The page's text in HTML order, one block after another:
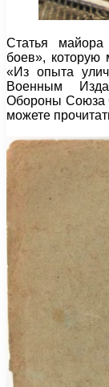
Статья
боев», которую
«Из опыта
Военным
Обороны Союза
можете